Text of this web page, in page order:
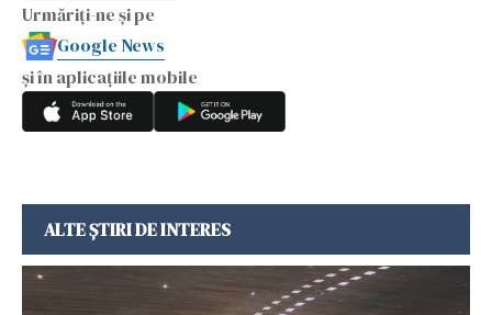
Urmăriți-ne și pe
Google News
și în aplicațiile mobile
ALTE ȘTIRI DE INTERES